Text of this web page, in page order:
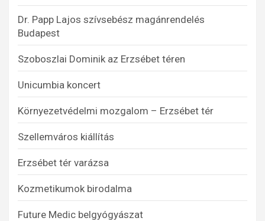
Dr. Papp Lajos szívsebész magánrendelés
Budapest
Szoboszlai Dominik az Erzsébet téren
Unicumbia koncert
Környezetvédelmi mozgalom – Erzsébet tér
Szellemváros kiállítás
Erzsébet tér varázsa
Kozmetikumok birodalma
Future Medic belgyógyászat